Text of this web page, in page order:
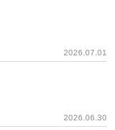
2026.07.01
2026.06.30